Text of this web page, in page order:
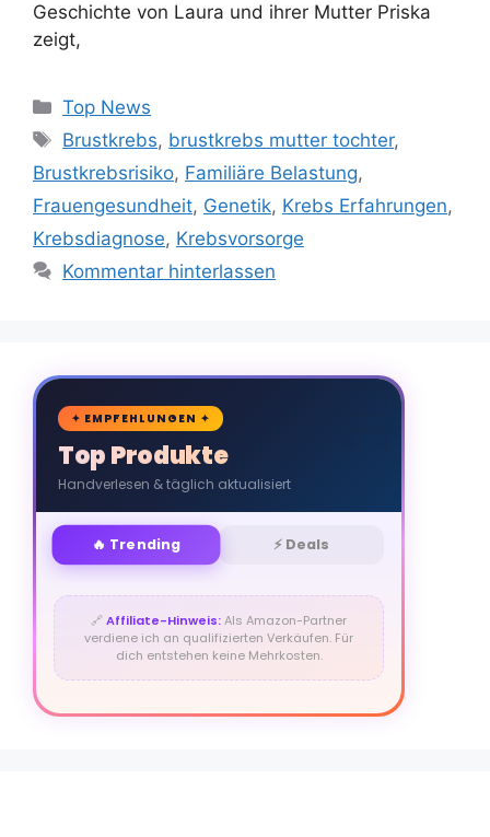
Geschichte von Laura und ihrer Mutter Priska
zeigt,
Kategorien
Top News
Schlagwörter
Brustkrebs, brustkrebs mutter tochter,
Brustkrebsrisiko, Familiäre Belastung,
Frauengesundheit, Genetik, Krebs Erfahrungen,
Krebsdiagnose, Krebsvorsorge
Kommentar hinterlassen
🛒
✦ EMPFEHLUNGEN ✦
Top Produkte
Handverlesen & täglich aktualisiert
🔥 Trending ⚡ Deals
🔗Affiliate-Hinweis:Als Amazon-Partner
verdiene ich an qualifizierten Verkäufen. Für
dich entstehen keine Mehrkosten.